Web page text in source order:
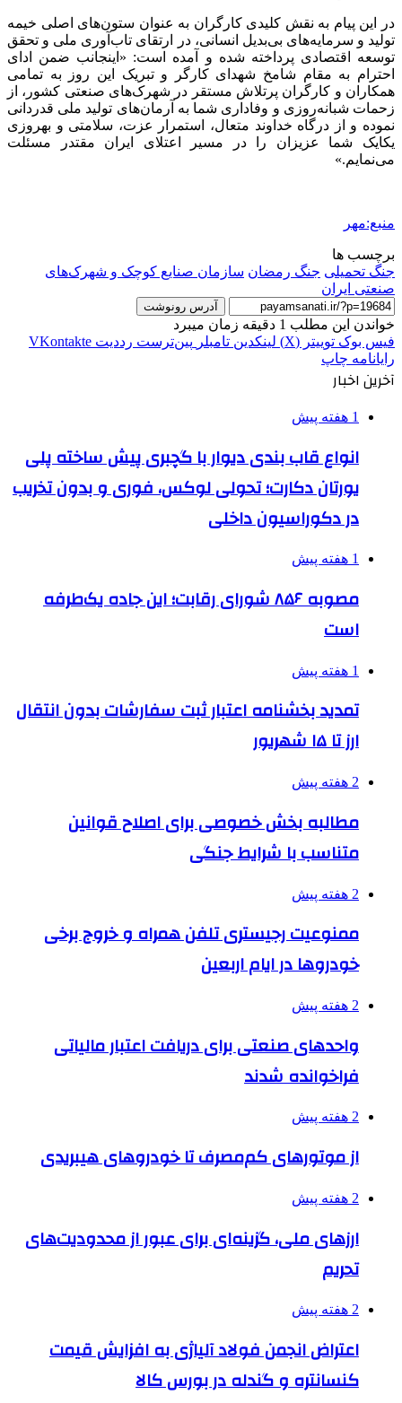
در این پیام به نقش کلیدی کارگران به عنوان ستون‌های اصلی خیمه
تولید و سرمایه‌های بی‌بدیل انسانی، در ارتقای تاب‌آوری ملی و تحقق
توسعه اقتصادی پرداخته شده و آمده است: «اینجانب ضمن ادای
احترام به مقام شامخ شهدای کارگر و تبریک این روز به تمامی
همکاران و کارگران پرتلاش مستقر در شهرک‌های صنعتی کشور، از
زحمات شبانه‌روزی و وفاداری شما به آرمان‌های تولید ملی قدردانی
نموده و از درگاه خداوند متعال، استمرار عزت، سلامتی و بهروزی
یکایک شما عزیزان را در مسیر اعتلای ایران مقتدر مسئلت
می‌نمایم.»
منبع:مهر
برچسب ها
جنگ تحمیلی جنگ رمضان سازمان صنایع کوچک و شهرک‌های
صنعتی ایران
آدرس رونوشت
خواندن این مطلب 1 دقیقه زمان میبرد
فیس بوک توییتر (X) لینکدین ‫تامبلر ‫پین‌ترست ‫رددیت ‫VKontakte
رایانامه چاپ
آخرین اخبار
1 هفته پیش
انواع قاب بندی دیوار با گچبری پیش ساخته پلی
یورتان دکارت؛ تحولی لوکس، فوری و بدون تخریب
در دکوراسیون داخلی
1 هفته پیش
مصوبه ۸۵۶ شورای رقابت؛ این جاده یک‌طرفه
است
1 هفته پیش
تمدید بخشنامه اعتبار ثبت سفارشات بدون انتقال
ارز تا ۱۵ شهریور
2 هفته پیش
مطالبه بخش خصوصی برای اصلاح قوانین
متناسب با شرایط جنگی
2 هفته پیش
ممنوعیت رجیستری تلفن همراه و خروج برخی
خودروها در ایام اربعین
2 هفته پیش
واحدهای صنعتی برای دریافت اعتبار مالیاتی
فراخوانده شدند
2 هفته پیش
از موتورهای کم‌مصرف تا خودروهای هیبریدی
2 هفته پیش
ارزهای ملی، گزینه‌ای برای عبور از محدودیت‌های
تحریم
2 هفته پیش
اعتراض انجمن فولاد آلیاژی به افزایش قیمت
کنسانتره و گندله در بورس کالا